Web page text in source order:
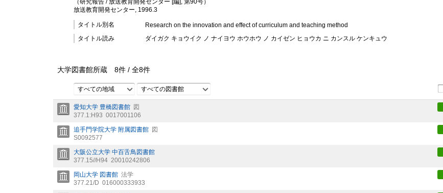
（研究報告 / 放送教育開発センター [編], 第90号）
放送教育開発センター, 1996.3
タイトル別名
Research on the innovation and effect of curriculum and teaching method
タイトル読み
ダイガク キョウイク ノ ナイヨウ ホウホウ ノ カイゼン ヒョウカ ニ カンスル ケンキュウ
大学図書館所蔵 8件 / 全8件
すべての地域 すべての図書館
愛知大学 豊橋図書館 図
377.1:H93 0017001106
追手門学院大学 附属図書館 図
S0092577
大阪公立大学 中百舌鳥図書館
377.15//H94 20010242806
岡山大学 図書館 法学
377.21/D 016000333933